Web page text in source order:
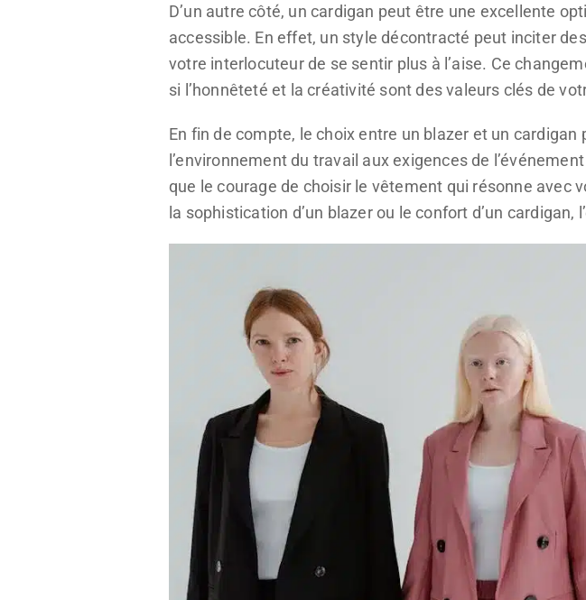
D’un autre côté, un cardigan peut être une excellente
accessible. En effet, un style décontracté peut inciter
votre interlocuteur de se sentir plus à l’aise. Ce
si l’honnêteté et la créativité sont des valeurs clés de
En fin de compte, le choix entre un blazer et un
l’environnement du travail aux exigences de
que le courage de choisir le vêtement qui résonne avec
la sophistication d’un blazer ou le confort d’un